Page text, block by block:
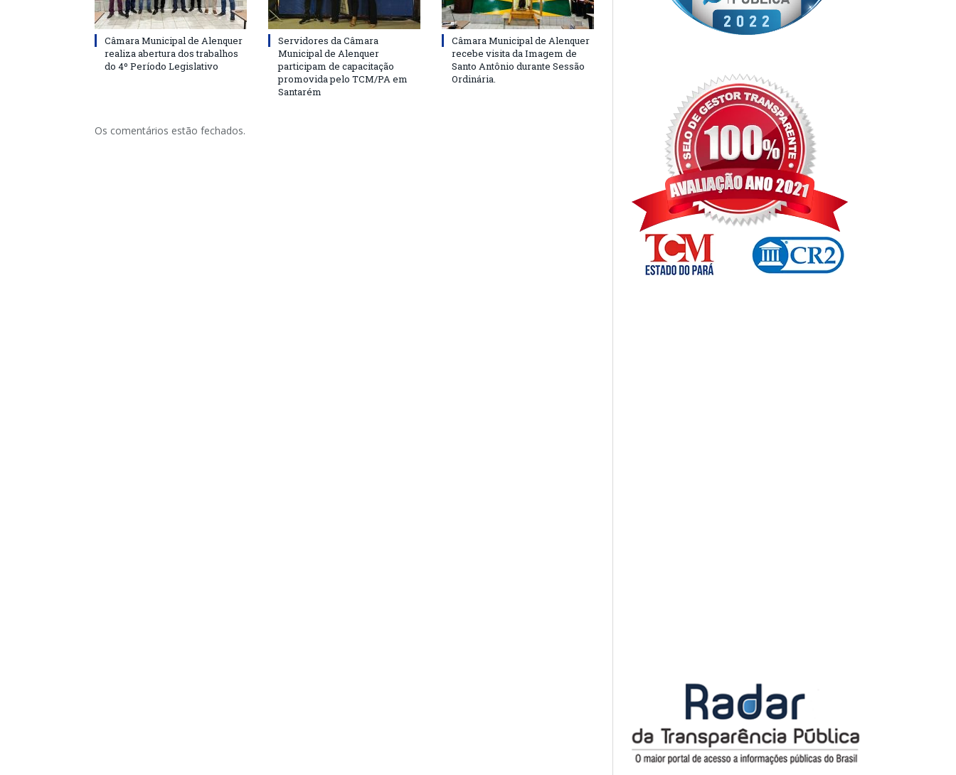
Câmara Municipal de Alenquer
realiza abertura dos trabalhos
do 4º Período Legislativo
Servidores da Câmara
Municipal de Alenquer
participam de capacitação
promovida pelo TCM/PA em
Santarém
Câmara Municipal de Alenquer
recebe visita da Imagem de
Santo Antônio durante Sessão
Ordinária.
Os comentários estão fechados.